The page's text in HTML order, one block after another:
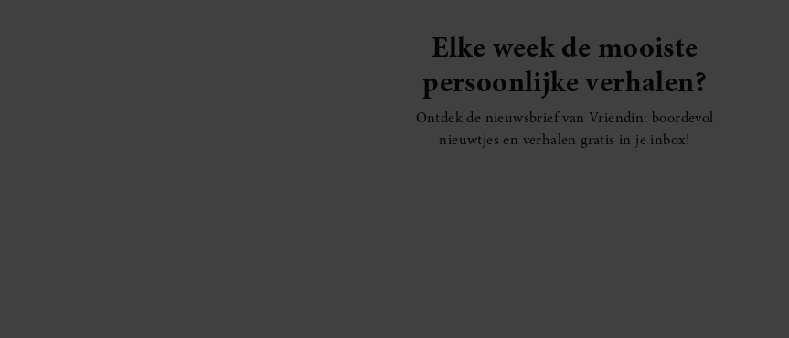
Elke week de mooiste
persoonlijke verhalen?
Ontdek de nieuwsbrief van Vriendin: boordevol
nieuwtjes en verhalen gratis in je inbox!